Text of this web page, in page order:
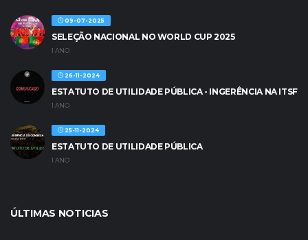
09-07-2025
SELEÇÃO NACIONAL NO WORLD CUP 2025
1 ANO
26-11-2024
ESTATUTO DE UTILIDADE PÚBLICA - INGERÊNCIA NA ITSF
1 ANO
25-11-2024
ESTATUTO DE UTILIDADE PÚBLICA
1 ANO
ÚLTIMAS NOTICIAS